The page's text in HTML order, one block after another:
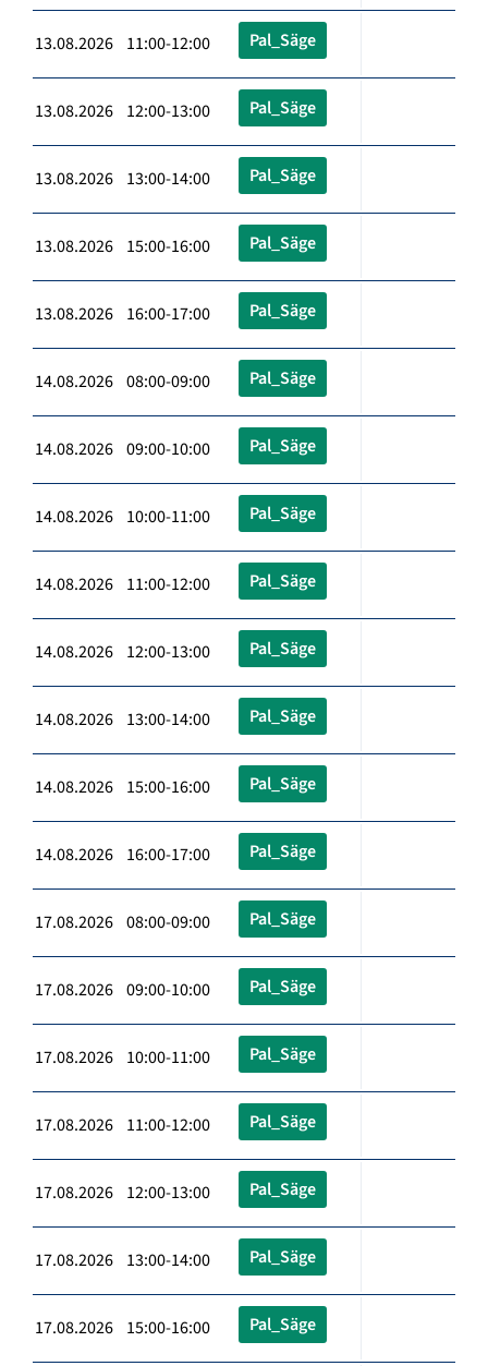
13.08.2026 11:00-12:00 Pal_Säge
13.08.2026 12:00-13:00 Pal_Säge
13.08.2026 13:00-14:00 Pal_Säge
13.08.2026 15:00-16:00 Pal_Säge
13.08.2026 16:00-17:00 Pal_Säge
14.08.2026 08:00-09:00 Pal_Säge
14.08.2026 09:00-10:00 Pal_Säge
14.08.2026 10:00-11:00 Pal_Säge
14.08.2026 11:00-12:00 Pal_Säge
14.08.2026 12:00-13:00 Pal_Säge
14.08.2026 13:00-14:00 Pal_Säge
14.08.2026 15:00-16:00 Pal_Säge
14.08.2026 16:00-17:00 Pal_Säge
17.08.2026 08:00-09:00 Pal_Säge
17.08.2026 09:00-10:00 Pal_Säge
17.08.2026 10:00-11:00 Pal_Säge
17.08.2026 11:00-12:00 Pal_Säge
17.08.2026 12:00-13:00 Pal_Säge
17.08.2026 13:00-14:00 Pal_Säge
17.08.2026 15:00-16:00 Pal_Säge